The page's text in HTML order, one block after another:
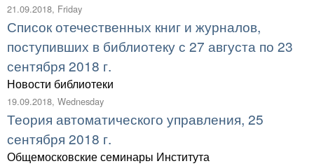
21.09.2018, Friday
Список отечественных книг и журналов,
поступивших в библиотеку с 27 августа по 23
сентября 2018 г.
Новости библиотеки
19.09.2018, Wednesday
Теория автоматического управления, 25
сентября 2018 г.
Общемосковские семинары Института